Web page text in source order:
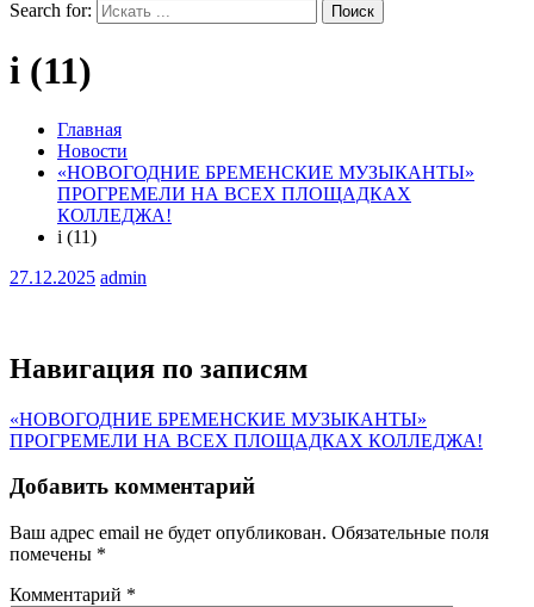
Search for:
i (11)
Главная
Новости
«НОВОГОДНИЕ БРЕМЕНСКИЕ МУЗЫКАНТЫ»
ПРОГРЕМЕЛИ НА ВСЕХ ПЛОЩАДКАХ
КОЛЛЕДЖА!
i (11)
27.12.2025 admin
Навигация по записям
«НОВОГОДНИЕ БРЕМЕНСКИЕ МУЗЫКАНТЫ»
ПРОГРЕМЕЛИ НА ВСЕХ ПЛОЩАДКАХ КОЛЛЕДЖА!
Добавить комментарий
Ваш адрес email не будет опубликован. Обязательные поля
помечены *
Комментарий *